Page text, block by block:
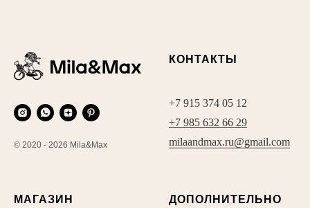
© 2020 - 2026 Mila&Max
КОНТАКТЫ
+7 915 374 05 12
+7 985 632 66 29
milaandmax.ru@gmail.com
МАГАЗИН ДОПОЛНИТЕЛЬНО